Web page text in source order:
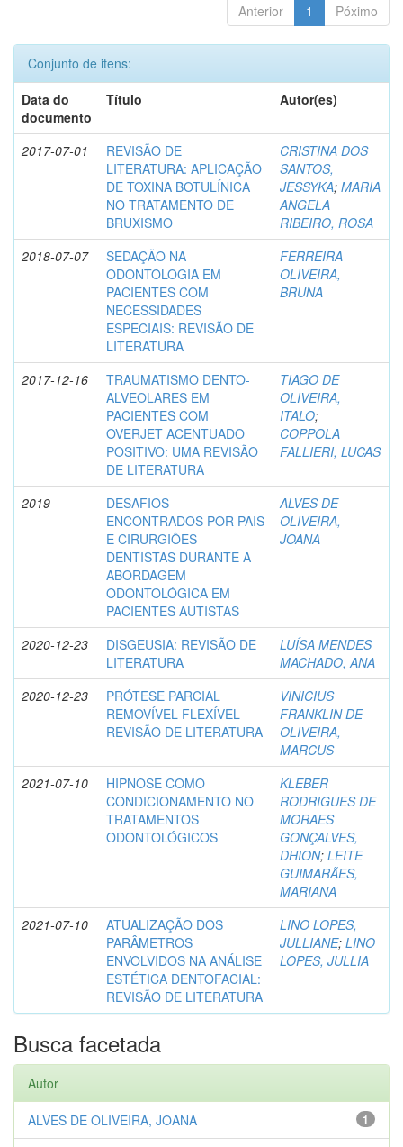
Anterior 1 Póximo
Conjunto de itens:
Data do
documento
Título Autor(es)
2017-07-01
REVISÃO DE
LITERATURA: APLICAÇÃO
DE TOXINA BOTULÍNICA
NO TRATAMENTO DE
BRUXISMO
CRISTINA DOS
SANTOS,
JESSYKA; MARIA
ANGELA
RIBEIRO, ROSA
2018-07-07
SEDAÇÃO NA
ODONTOLOGIA EM
PACIENTES COM
NECESSIDADES
ESPECIAIS: REVISÃO DE
LITERATURA
FERREIRA
OLIVEIRA,
BRUNA
2017-12-16
TRAUMATISMO DENTO-
ALVEOLARES EM
PACIENTES COM
OVERJET ACENTUADO
POSITIVO: UMA REVISÃO
DE LITERATURA
TIAGO DE
OLIVEIRA,
ITALO;
COPPOLA
FALLIERI, LUCAS
2019
DESAFIOS
ENCONTRADOS POR PAIS
E CIRURGIÕES
DENTISTAS DURANTE A
ABORDAGEM
ODONTOLÓGICA EM
PACIENTES AUTISTAS
ALVES DE
OLIVEIRA,
JOANA
2020-12-23
DISGEUSIA: REVISÃO DE
LITERATURA
LUÍSA MENDES
MACHADO, ANA
2020-12-23
PRÓTESE PARCIAL
REMOVÍVEL FLEXÍVEL
REVISÃO DE LITERATURA
VINICIUS
FRANKLIN DE
OLIVEIRA,
MARCUS
2021-07-10
HIPNOSE COMO
CONDICIONAMENTO NO
TRATAMENTOS
ODONTOLÓGICOS
KLEBER
RODRIGUES DE
MORAES
GONÇALVES,
DHION; LEITE
GUIMARÃES,
MARIANA
2021-07-10
ATUALIZAÇÃO DOS
PARÂMETROS
ENVOLVIDOS NA ANÁLISE
ESTÉTICA DENTOFACIAL:
REVISÃO DE LITERATURA
LINO LOPES,
JULLIANE; LINO
LOPES, JULLIA
Busca facetada
Autor
1
ALVES DE OLIVEIRA, JOANA